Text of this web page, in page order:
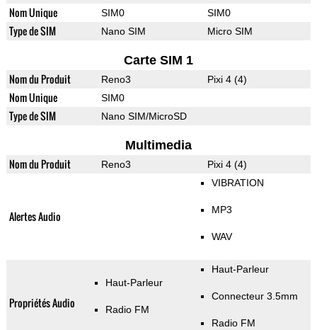
Nom Unique SIM0 SIM0
Type de SIM Nano SIM Micro SIM
Carte SIM 1
Nom du Produit Reno3 Pixi 4 (4)
Nom Unique SIM0
Type de SIM Nano SIM/MicroSD
Multimedia
Nom du Produit Reno3 Pixi 4 (4)
Alertes Audio
VIBRATION
MP3
WAV
Propriétés Audio
Haut-Parleur
Radio FM
Haut-Parleur
Connecteur 3.5mm
Radio FM